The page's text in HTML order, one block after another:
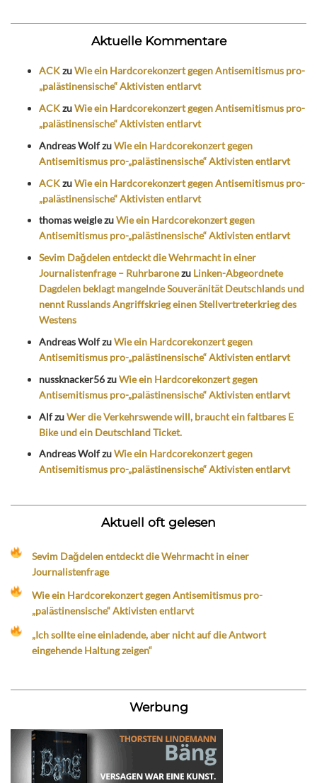
Aktuelle Kommentare
ACKzuWie ein Hardcorekonzert gegen Antisemitismus pro-
„palästinensische“ Aktivisten entlarvt
ACKzuWie ein Hardcorekonzert gegen Antisemitismus pro-
„palästinensische“ Aktivisten entlarvt
Andreas WolfzuWie ein Hardcorekonzert gegen
Antisemitismus pro-„palästinensische“ Aktivisten entlarvt
ACKzuWie ein Hardcorekonzert gegen Antisemitismus pro-
„palästinensische“ Aktivisten entlarvt
thomas weiglezuWie ein Hardcorekonzert gegen
Antisemitismus pro-„palästinensische“ Aktivisten entlarvt
Sevim Dağdelen entdeckt die Wehrmacht in einer
Journalistenfrage – Ruhrbaronezu Linken-Abgeordnete
Dagdelen beklagt mangelnde Souveränität Deutschlands und
nennt Russlands Angriffskrieg einen Stellvertreterkrieg des
Westens
Andreas WolfzuWie ein Hardcorekonzert gegen
Antisemitismus pro-„palästinensische“ Aktivisten entlarvt
nussknacker56zuWie ein Hardcorekonzert gegen
Antisemitismus pro-„palästinensische“ Aktivisten entlarvt
AlfzuWer die Verkehrswende will, braucht ein faltbares E
Bike und ein Deutschland Ticket.
Andreas WolfzuWie ein Hardcorekonzert gegen
Antisemitismus pro-„palästinensische“ Aktivisten entlarvt
Aktuell oft gelesen
Sevim Dağdelen entdeckt die Wehrmacht in einer
Journalistenfrage
Wie ein Hardcorekonzert gegen Antisemitismus pro-
„palästinensische“ Aktivisten entlarvt
„Ich sollte eine einladende, aber nicht auf die Antwort
eingehende Haltung zeigen“
Werbung